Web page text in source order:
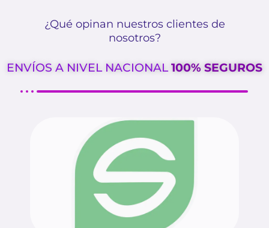
¿Qué opinan nuestros clientes de
nosotros?
ENVÍOS A NIVEL NACIONAL100% SEGUROS